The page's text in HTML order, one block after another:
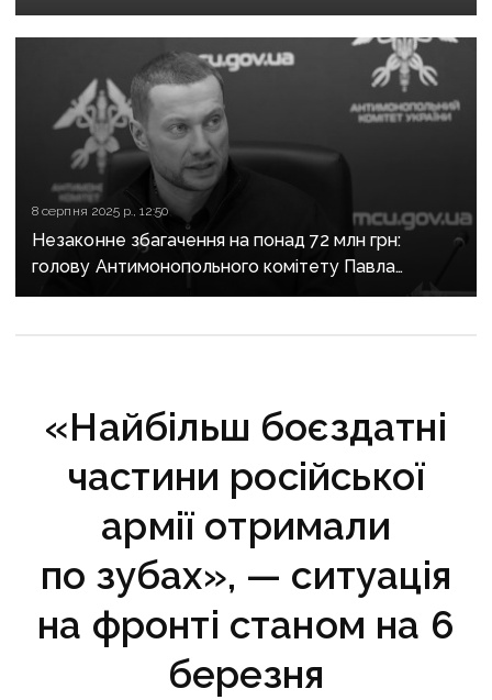
та скинули ФАБи
8 серпня 2025 р., 12:50
Незаконне збагачення на понад 72 млн грн:
голову Антимонопольного комітету Павла
Кириленка можуть відсторонити від посади
«Найбільш боєздатні
частини російської
армії отримали
по зубах», — ситуація
на фронті станом на 6
березня